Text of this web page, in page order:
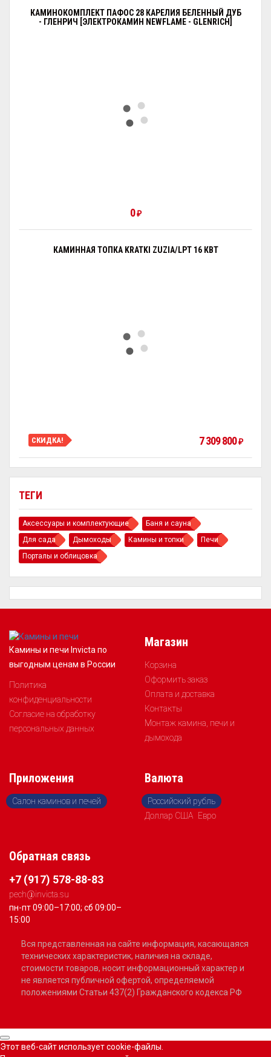
ТЕГИ
Аксессуары и комплектующие
Баня и сауна
Для сада
Дымоходы Камины и топки
Печи
Порталы и облицовка
КАМИНОКОМПЛЕКТ ПАФОС 28 КАРЕЛИЯ БЕЛЕННЫЙ ДУБ
- ГЛЕНРИЧ [ЭЛЕКТРОКАМИН NEWFLAME - GLENRICH]
0₽
КАМИННАЯ ТОПКА KRATKI ZUZIA/LPT 16 КВТ
СКИДКА! 7 309 800₽
Камины и печи Invicta по
выгодным ценам в России
Политика
конфиденциальности
Согласие на обработку
персональных данных
Магазин
Корзина
Оформить заказ
Оплата и доставка
Контакты
Монтаж камина, печи и
дымохода
Приложения
Салон каминов и печей
Валюта
Российский рубль
Доллар США Евро
Обратная связь
+7 (917) 578-88-83
pech@invicta.su
пн-пт 09:00–17:00; сб 09:00–
15:00
Вся представленная на сайте информация, касающаяся
технических характеристик, наличия на складе,
стоимости товаров, носит информационный характер и
не является публичной офертой, определяемой
положениями Статьи 437(2) Гражданского кодекса РФ
Этот веб-сайт использует cookie-файлы.